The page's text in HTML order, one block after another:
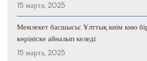
15 марта, 2025
Мемлекет басшысы: Ұлттық киім кию
көрініске айналып келеді
15 марта, 2025